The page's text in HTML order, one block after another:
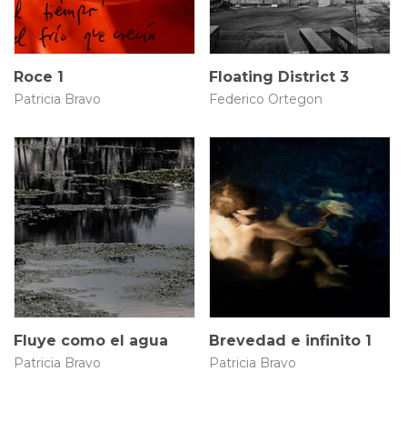
Roce 1
Patricia Bravo
Floating District 3
Federico Ortegon
160 × 30 cm
$5.000.000
Fluye como el agua
Patricia Bravo
112.5 × 79 cm
$9.500.000
Brevedad e infinito 1
Patricia Bravo